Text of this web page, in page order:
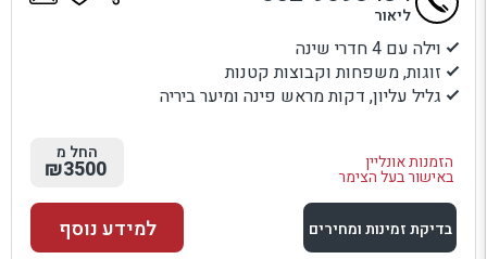
וילה עם 4 חדרי שינה
זוגות, משפחות וקבוצות קטנות
גליל עליון, דקות מראש פינה ומיער ביריה
הזמנות אונליין
באישור בעל הצימר
ליאור
החל מ
₪3500
בדיקת זמינות ומחירים למידע נוסף